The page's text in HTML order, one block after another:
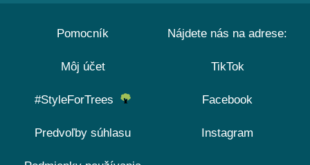
Pomocník
Môj účet
#StyleForTrees
Predvoľby súhlasu
Nájdete nás na adrese:
TikTok
Facebook
Instagram